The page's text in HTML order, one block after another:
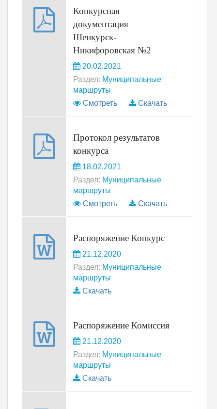
Конкурсная
документация
Шенкурск-
Никифоровская №2
20.02.2021
Раздел: Муниципальные
маршруты
Смотреть
Скачать
Протокол результатов
конкурса
18.02.2021
Раздел: Муниципальные
маршруты
Смотреть
Скачать
Распоряжение Конкурс
21.12.2020
Раздел: Муниципальные
маршруты
Скачать
Распоряжение Комиссия
21.12.2020
Раздел: Муниципальные
маршруты
Скачать